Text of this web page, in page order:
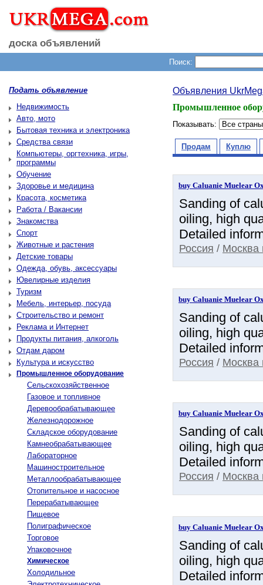
доска объявлений
Поиск:
Подать объявление
Недвижимость
Авто, мото
Бытовая техника и электроника
Средства связи
Компьютеры, оргтехника, игры,
программы
Обучение
Здоровье и медицина
Красота, косметика
Работа / Вакансии
Знакомства
Спорт
Животные и растения
Детские товары
Одежда, обувь, аксессуары
Ювелирные изделия
Туризм
Мебель, интерьер, посуда
Строительство и ремонт
Реклама и Интернет
Продукты питания, алкоголь
Отдам даром
Культура и искусство
Промышленное оборудование
Сельскохозяйственное
Газовое и топливное
Деревообрабатывающее
Железнодорожное
Складское оборудование
Камнеобрабатывающее
Лабораторное
Машиностроительное
Металлообрабатывающее
Отопительное и насосное
Перерабатывающее
Пищевое
Полиграфическое
Торговое
Упаковочное
Химическое
Холодильное
Объявления
Промышленное
Показывать:
Продам Куплю
buy Caluanie Muelear
Sanding of
oiling, high
Detailed
Россия / Москва
buy Caluanie Muelear
Sanding of
oiling, high
Detailed
Россия / Москва
buy Caluanie Muelear
Sanding of
oiling, high
Detailed
Россия / Москва
buy Caluanie Muelear
Sanding of
oiling, high
Detailed